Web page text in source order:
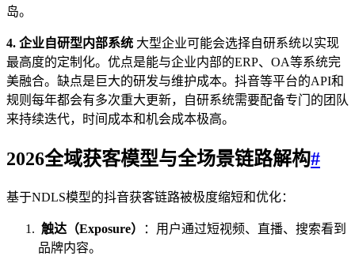
岛。
4. 企业自研型内部系统 大型企业可能会选择自研系统以实现
最高度的定制化。优点是能与企业内部的ERP、OA等系统完
美融合。缺点是巨大的研发与维护成本。抖音等平台的API和
规则每年都会有多次重大更新，自研系统需要配备专门的团队
来持续迭代，时间成本和机会成本极高。
2026全域获客模型与全场景链路解构#
基于NDLS模型的抖音获客链路被极度缩短和优化：
触达（Exposure）
：用户通过短视频、直播、搜索看到
品牌内容。